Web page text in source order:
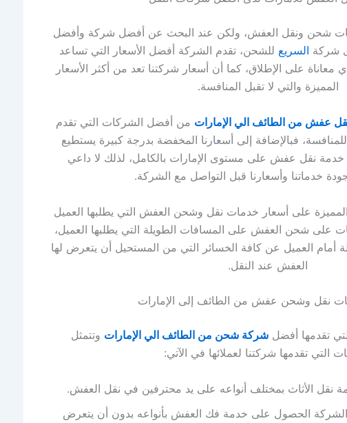
شحن ونقل العفش، ولكن عند البحث عن أفضل شركة وأفضل
شركة السريع للشحن، تقدم الشركة أفضل الأسعار التي تساعد
معاناة على الإطلاق، كما أن أسعار شركتنا تعد من أكثر الأسعار
المميزة والتي لا تقبل المنافسة.
عفش من الطائف الي الإمارات من أفضل الشركات التي تقدم
فبالإضافة إلى أسعارنا المخفضة بدرجة كبيرة يستطيع
نقل عفش على مستوى الإمارات بالكامل، لذلك لا داعي
خدماتنا وأسعارنا قبل التواصل مع الشركة.
على أسعار خدمات نقل وشحن العفش التي يطلبها العميل
على شحن العفش على المسافات الطويلة التي يطلبها العميل،
أمام العميل عن كافة الخسائر التي من المستحيل أن يتعرض لها
العفش عند النقل.
نقل وشحن عفش من الطائف إلى الإمارات
تقدمها أفضلشركة شحن من الطائف الي الإمارات وتتمثل
التي تقدمها شركتنا لعملائها في الآتي:
نقل الأثاث بمختلف أنواعه على يد محترفين في نقل العفش.
الحصول على خدمة فك العفش بأنواعه بدون أن يتعرض